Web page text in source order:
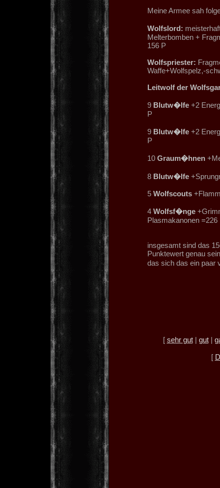
Meine Armee sah
Wolfslord:
Melterbomben +
156 P
Wolfspriester:
Waffe+Wolfspelz,-
Leitwolf der
9 Blutw�lfe+2
P
9 Blutw�lfe+2
P
10 Graum�hnen
8 Blutw�lfe
5 Wolfscouts
4 Wolfsf�nge
Plasmakanonen =226
insgesamt sind das
Punktewert genau
das sich das ein paar
[ sehr gut| gut|
[